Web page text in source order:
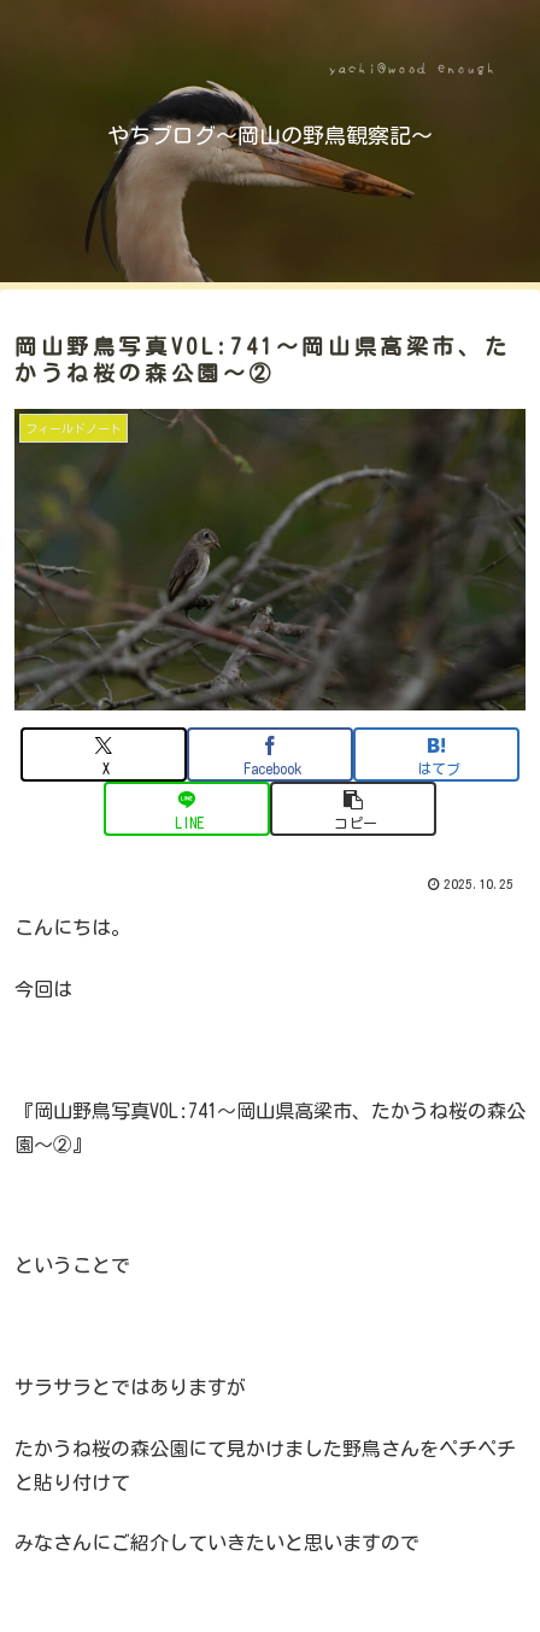
やちブログ～岡山の野鳥観察記～
岡山野鳥写真VOL:741～岡山県高梁市、た
かうね桜の森公園～②
フィールドノート
X Facebook はてブ
LINE コピー
2025.10.25
こんにちは。
今回は
『岡山野鳥写真VOL:741～岡山県高梁市、たかうね桜の森公
園～②』
ということで
サラサラとではありますが
たかうね桜の森公園にて見かけました野鳥さんをペチペチ
と貼り付けて
みなさんにご紹介していきたいと思いますので